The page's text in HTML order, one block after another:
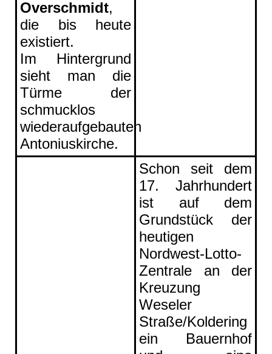
Overschmidt,
die bis heute
existiert.
Im Hintergrund
sieht man die
Türme der
schmucklos
wiederaufgebauten
Antoniuskirche.
Schon seit dem
17. Jahrhundert
ist auf dem
Grundstück der
heutigen
Nordwest-Lotto-
Zentrale an der
Kreuzung
Weseler
Straße/Koldering
ein Bauernhof